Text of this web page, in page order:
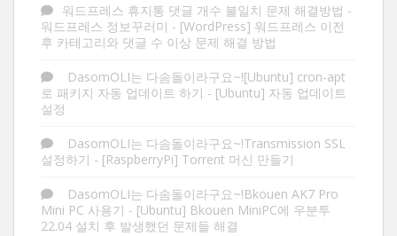
워드프레스 휴지통 댓글 개수 불일치 문제 해결방법 -
워드프레스 정보꾸러미 - [WordPress] 워드프레스 이전
후 카테고리와 댓글 수 이상 문제 해결 방법
DasomOLI는 다솜돌이라구요~![Ubuntu] cron-apt
로 패키지 자동 업데이트 하기 - [Ubuntu] 자동 업데이트
설정
DasomOLI는 다솜돌이라구요~!Transmission SSL
설정하기 - [RaspberryPi] Torrent 머신 만들기
DasomOLI는 다솜돌이라구요~!Bkouen AK7 Pro
Mini PC 사용기 - [Ubuntu] Bkouen MiniPC에 우분투
22.04 설치 후 발생했던 문제들 해결